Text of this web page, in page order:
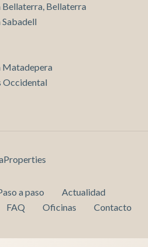
Bellaterra, Bellaterra
Sabadell
Matadepera
Occidental
a paso
Actualidad
FAQ Oficinas Contacto